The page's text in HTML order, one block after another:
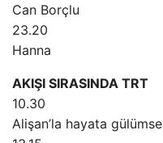
Can Borçlu
23.20
Hanna
AKIŞI SIRASINDA TRT
10.30
Alişan’la hayata gülümse